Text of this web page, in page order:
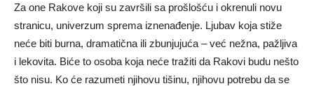
Za one Rakove koji su završili sa prošlošću i okrenuli novu
stranicu, univerzum sprema iznenađenje. Ljubav koja stiže
neće biti burna, dramatična ili zbunjujuća – već nežna, pažljiva
i lekovita. Biće to osoba koja neće tražiti da Rakovi budu nešto
što nisu. Ko će razumeti njihovu tišinu, njihovu potrebu da se